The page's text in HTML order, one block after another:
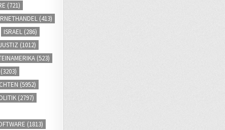
(721)
(413)
ISRAEL (286)
(1012)
(523)
(3203)
(5952)
(2797)
(1813)